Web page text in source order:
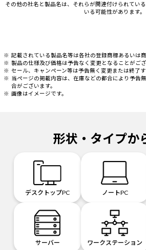
その他の社名と製品名は、それらが関連付けられてい
いる可能性があります。
記載されている製品名等は各社の登録商標あるいは商
製品の仕様及び価格は予告なく変更となることがござ
セール、キャンペーン等は予告無く変更または終了す
当ページの掲載内容は、在庫などの都合により予告
合がございます。
画像はイメージです。
形状・タイプか
デスクトップPC ノートPC
サーバー ワークステーション